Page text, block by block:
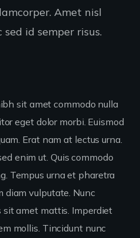
Amet nisl
id semper risus.
sit amet commodo nulla
eget dolor morbi. Euismod
Erat nam at lectus urna.
enim ut. Quis commodo
Tempus urna et pharetra
diam vulputate. Nunc
sit amet mattis. Imperdiet
mollis. Tincidunt nunc